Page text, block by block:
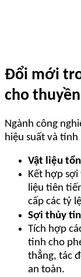
Đổi mới
cho thuyền
Ngành công
hiệu suất và
Vật liệu
Kết hợp
liệu tiên
cấp các tỷ
Sợi thủy
Tích hợp
tinh cho
thẳng, tác
an toàn.